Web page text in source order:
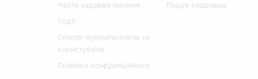
Часто задавані питання
Події
Список муніципалітетів та
користувачів
Політика конфіденційності
Пошук кладовищ